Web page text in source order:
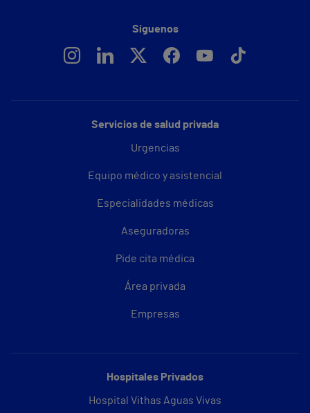
Servicios de salud privada
Urgencias
Equipo médico y asistencial
Especialidades médicas
Aseguradoras
Pide cita médica
Área privada
Empresas
Hospitales Privados
Hospital Vithas Aguas Vivas
Síguenos